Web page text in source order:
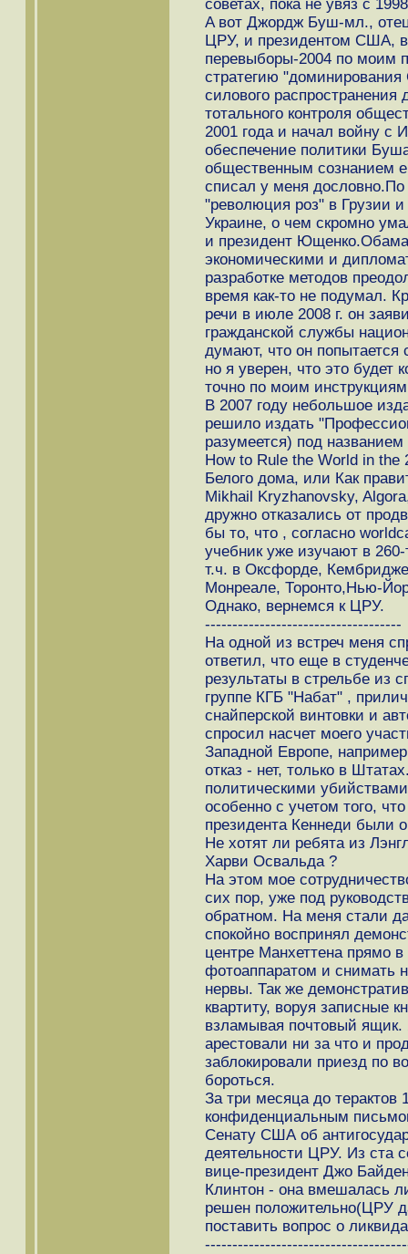
советах, пока не увяз с
A вот Джордж Буш-мл.,
ЦРУ, и президентом США,
перевыборы-2004 по моим
стратегию
силового распространения
тотального контроля
2001 года и начал войну с
обеспечение политики
общественным сознанием
списал у меня
"революция роз" в Грузии
Украине, о чем скромно
и президент
экономическими и
разработке методов
время как-то не подумал.
речи в июле 2008 г. он
гражданской службы
думают, что он попытается
но я уверен, что это будет
точно по моим
В 2007 году небольшое
решило издать
разумеется) под
How to Rule the World in
Белого дома, или Как
Mikhail Kryzhanovsky,
дружно отказались от
бы то, что , согласно
учебник уже изучают в
т.ч. в Оксфорде,
Монреале, Торонто,Нью-
Однако, вернемся к ЦРУ.
------------------------------------
На одной из встреч меня
ответил, что еще в
результаты в стрельбе из
группе КГБ "Набат" ,
снайперской винтовки и
спросил насчет моего
Западной Европе,
отказ - нет, только в
политическими
особенно с учетом того,
президента Кеннеди были
Не хотят ли ребята из
Харви Освальда ?
Hа этом мое
сих пор, уже под
обратном. На меня стали
спокойно воспринял
центре Манхеттена прямо
фотоаппаратом и снимать
нервы. Так же
квартиту, воруя записные
взламывая почтовый ящик.
арестовали ни за что и
заблокировали приезд по
бороться.
За три месяца до терактов
конфиденциальным
Сенату США об
деятельности ЦРУ. Из ста
вице-президент Джо
Клинтон - она вмешалась
решен положительно(ЦРУ
поставить вопрос о